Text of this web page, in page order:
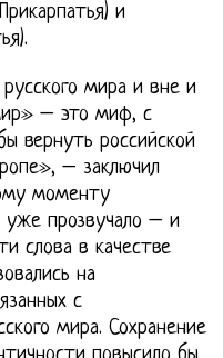
и
мира и вне и
– это миф, с
вернуть российской
– заключил
моменту
уже прозвучало – и
слова в качестве
на
с
мира. Сохранение